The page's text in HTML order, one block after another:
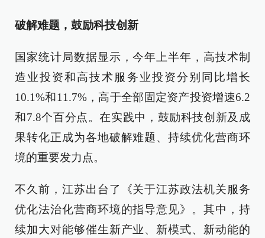
破解难题，鼓励科技创新
国家统计局数据显示，今年上半年，高技术制
造业投资和高技术服务业投资分别同比增长
10.1%和11.7%，高于全部固定资产投资增速6.2
和7.8个百分点。在实践中，鼓励科技创新及成
果转化正成为各地破解难题、持续优化营商环
境的重要发力点。
不久前，江苏出台了《关于江苏政法机关服务
优化法治化营商环境的指导意见》。其中，持
续加大对能够催生新产业、新模式、新动能的